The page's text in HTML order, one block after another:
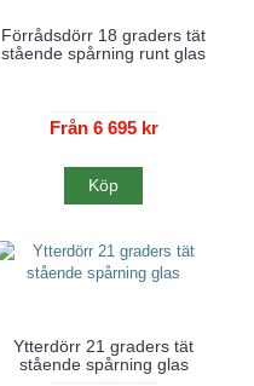
Förrådsdörr 18 graders tät
stående spårning runt glas
Från 6 695 kr
Köp
Ytterdörr 21 graders tät
stående spårning glas